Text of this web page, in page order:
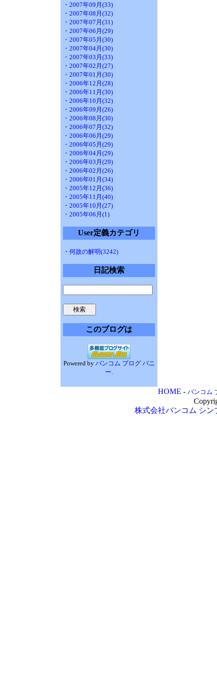
・2007年09月(33)
・2007年08月(32)
・2007年07月(31)
・2007年06月(29)
・2007年05月(30)
・2007年04月(30)
・2007年03月(33)
・2007年02月(27)
・2007年01月(30)
・2006年12月(28)
・2006年11月(30)
・2006年10月(32)
・2006年09月(26)
・2006年08月(30)
・2006年07月(32)
・2006年06月(29)
・2006年05月(29)
・2006年04月(29)
・2006年03月(29)
・2006年02月(26)
・2006年01月(34)
・2005年12月(36)
・2005年11月(40)
・2005年10月(27)
・2005年06月(1)
User定義カテゴリ
・何故の解明(3242)
日記検索
このブログは
Powered by バンコム ブログ バニ
ー.
HOME - バンコム
株式会社バンコム シン